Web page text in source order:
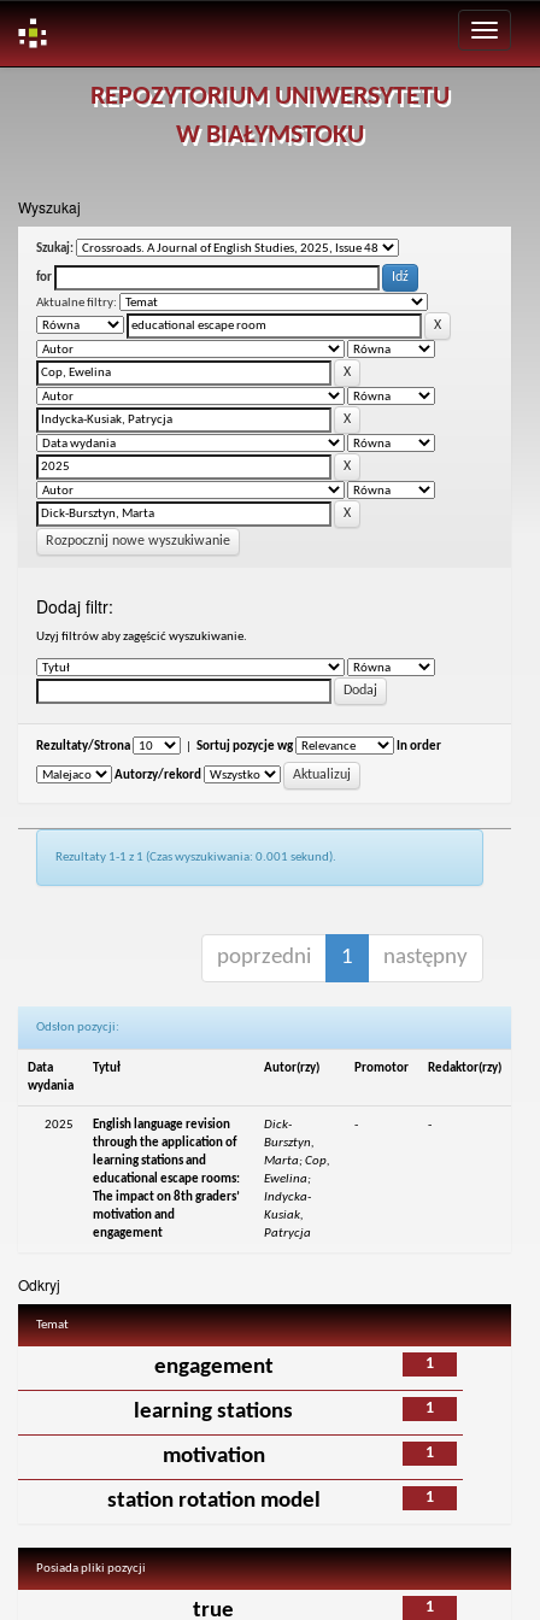
REPOZYTORIUM UNIWERSYTETU
W BIAŁYMSTOKU
Wyszukaj
Szukaj:
for
Aktualne filtry:
Rozpocznij nowe wyszukiwanie
Dodaj filtr:
Uzyj filtrów aby zagęścić wyszukiwanie.
Rezultaty/Strona Sortuj pozycje wg In order
Autorzy/rekord
Rezultaty 1-1 z 1 (Czas wyszukiwania: 0.001 sekund).
poprzedni 1 następny
Odsłon pozycji:
Data
wydania
Tytuł Autor(rzy) Promotor Redaktor(rzy)
2025
English language revision
through the application of
learning stations and
educational escape rooms:
The impact on 8th graders’
motivation and
engagement
Dick-
Bursztyn,
Marta; Cop,
Ewelina;
Indycka-
Kusiak,
Patrycja
- -
Odkryj
Temat
1
engagement
1
learning stations
1
motivation
1
station rotation model
Posiada pliki pozycji
1
true